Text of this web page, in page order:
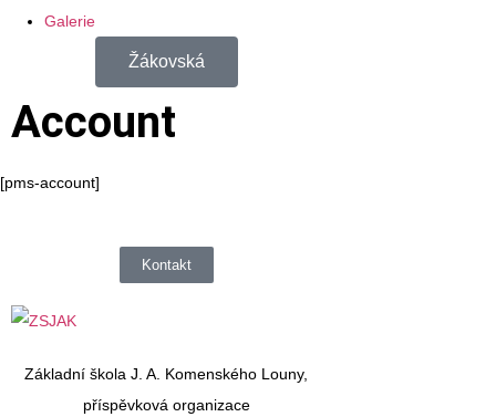
Galerie
Žákovská
Account
[pms-account]
Kontakt
Základní škola J. A. Komenského Louny,
příspěvková organizace